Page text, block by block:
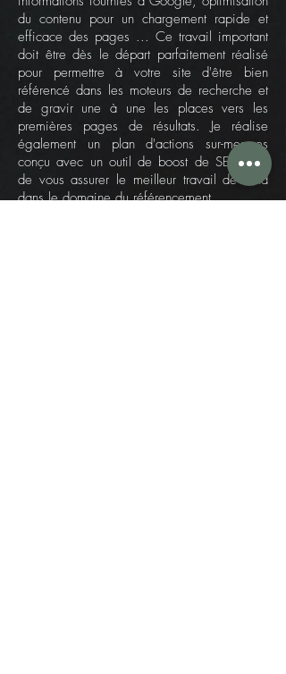
du contenu pour un chargement rapide et
efficace des pages ... Ce travail important
doit être dès le départ parfaitement réalisé
pour permettre à votre site d'être bien
référencé dans les moteurs de recherche et
de gravir une à une les places vers les
premières pages de résultats. Je réalise
également un plan d'actions sur-mesures
conçu avec un outil de boost de SEO afin
de vous assurer le meilleur travail de fond
dans le domaine du référencement.